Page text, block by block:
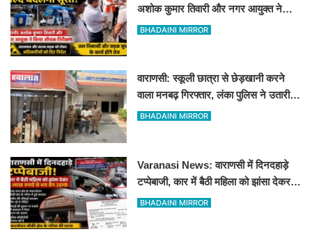
अशोक कुमार तिवारी और नगर आयुक्त ने
किया औचक निरीक्षण
BHADAINI MIRROR
वाराणसी: स्कूली छात्रा से छेड़खानी करने
वाला मनबढ़ गिरफ्तार, लंका पुलिस ने उतारी
हीरोपंती
BHADAINI MIRROR
Varanasi News: वाराणसी में दिनदहाड़े
टप्पेबाजी, कार में बैठी महिला को झांसा देकर 5
लाख रुपये से भरा बैग उड़ाया
BHADAINI MIRROR